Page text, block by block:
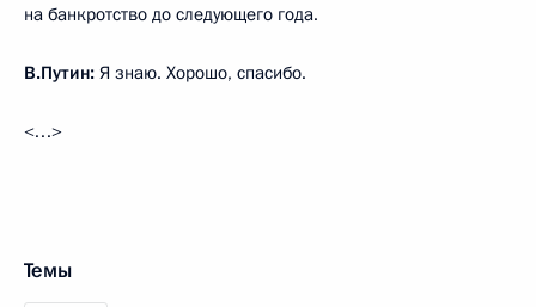
на банкротство до следующего года.
В.Путин: Я знаю. Хорошо, спасибо.
<…>
Темы